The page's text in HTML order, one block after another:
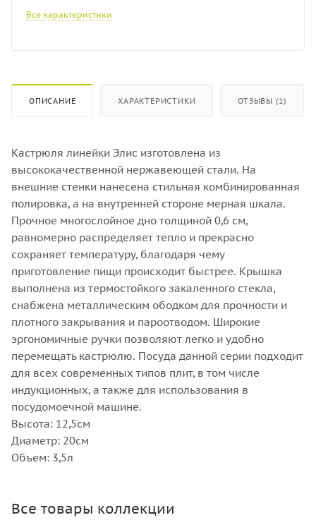
Все характеристики
ОПИСАНИЕ ХАРАКТЕРИСТИКИ ОТЗЫВЫ (1)
Кастрюля линейки Элис изготовлена из
высококачественной нержавеющей стали. На
внешние стенки нанесена стильная комбинированная
полировка, а на внутренней стороне мерная шкала.
Прочное многослойное дно толщиной 0,6 см,
равномерно распределяет тепло и прекрасно
сохраняет температуру, благодаря чему
приготовление пищи происходит быстрее. Крышка
выполнена из термостойкого закаленного стекла,
снабжена металлическим ободком для прочности и
плотного закрывания и пароотводом. Широкие
эргономичные ручки позволяют легко и удобно
перемещать кастрюлю. Посуда данной серии подходит
для всех современных типов плит, в том числе
индукционных, а также для использования в
посудомоечной машине.
Высота: 12,5см
Диаметр: 20см
Объем: 3,5л
Все товары коллекции